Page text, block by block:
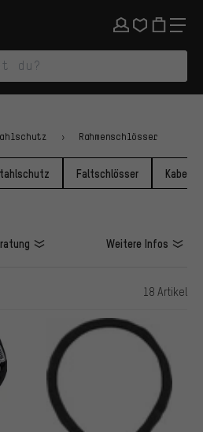
Rahmenschlösser
Faltschlösser
Weitere Infos
18 Artikel